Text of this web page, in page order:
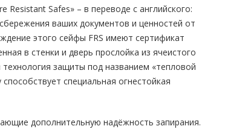
Safes» – в переводе с английского:
ваших документов и ценностей от
этого сейфы FRS имеют сертификат
в стенки и дверь прослойка из ячеистого
защиты под названием «тепловой
специальная огнестойкая
дополнительную надёжность запирания.